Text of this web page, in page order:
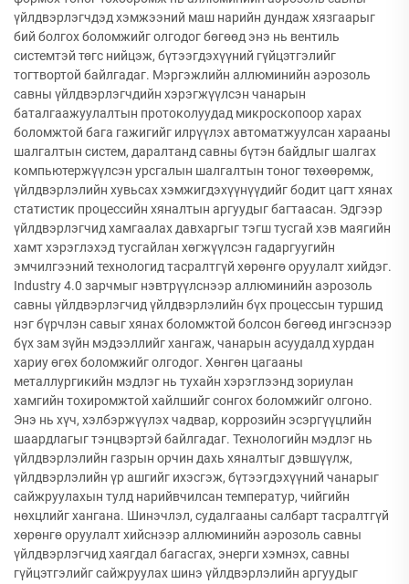
үйлдвэрлэгчдэд хэмжээний маш нарийн дундаж хязгаарыг
бий болгох боломжийг олгодог бөгөөд энэ нь вентиль
системтэй төгс нийцэж, бүтээгдэхүүний гүйцэтгэлийг
тогтвортой байлгадаг. Мэргэжлийн аллюминийн аэрозоль
савны үйлдвэрлэгчдийн хэрэгжүүлсэн чанарын
баталгаажуулалтын протоколуудад микроскопоор харах
боломжтой бага гажигийг илрүүлэх автоматжуулсан харааны
шалгалтын систем, даралтанд савны бүтэн байдлыг шалгах
компьютержүүлсэн урсгалын шалгалтын тоног төхөөрөмж,
үйлдвэрлэлийн хувьсах хэмжигдэхүүнүүдийг бодит цагт хянах
статистик процессийн хяналтын аргуудыг багтаасан. Эдгээр
үйлдвэрлэгчид хамгаалах давхаргыг тэгш тусгай хэв маягийн
хамт хэрэглэхэд тусгайлан хөгжүүлсэн гадаргуугийн
эмчилгээний технологид тасралтгүй хөрөнгө оруулалт хийдэг.
Industry 4.0 зарчмыг нэвтрүүлснээр аллюминийн аэрозоль
савны үйлдвэрлэгчид үйлдвэрлэлийн бүх процессын туршид
нэг бүрчлэн савыг хянах боломжтой болсон бөгөөд ингэснээр
бүх зам зүйн мэдээллийг хангаж, чанарын асуудалд хурдан
хариу өгөх боломжийг олгодог. Хөнгөн цагааны
металлургикийн мэдлэг нь тухайн хэрэглээнд зориулан
хамгийн тохиромжтой хайлшийг сонгох боломжийг олгоно.
Энэ нь хүч, хэлбэржүүлэх чадвар, коррозийн эсэргүүцлийн
шаардлагыг тэнцвэртэй байлгадаг. Технологийн мэдлэг нь
үйлдвэрлэлийн газрын орчин дахь хяналтыг дэвшүүлж,
үйлдвэрлэлийн үр ашгийг ихэсгэж, бүтээгдэхүүний чанарыг
сайжруулахын тулд нарийвчилсан температур, чийгийн
нөхцлийг хангана. Шинэчлэл, судалгааны салбарт тасралтгүй
хөрөнгө оруулалт хийснээр аллюминийн аэрозоль савны
үйлдвэрлэгчид хаягдал багасгах, энерги хэмнэх, савны
гүйцэтгэлийг сайжруулах шинэ үйлдвэрлэлийн аргуудыг